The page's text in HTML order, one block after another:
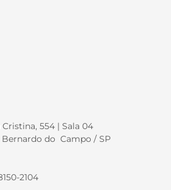
554 | Sala 04
do Campo / SP
2104